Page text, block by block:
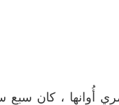
أُوانها ، كان